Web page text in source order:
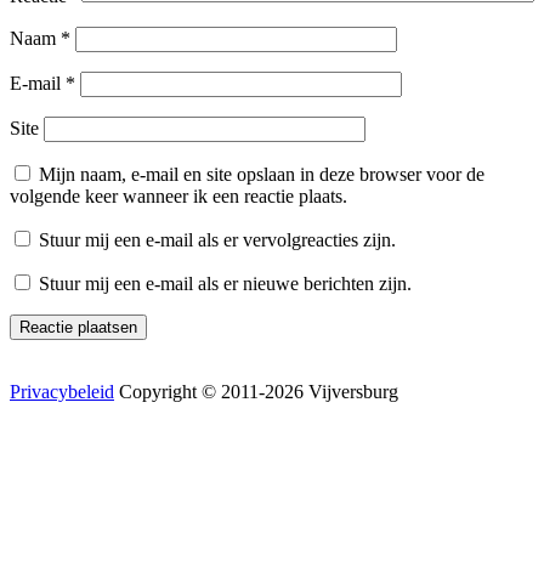
Naam *
E-mail *
Site
Mijn naam, e-mail en site opslaan in deze browser voor de
volgende keer wanneer ik een reactie plaats.
Stuur mij een e-mail als er vervolgreacties zijn.
Stuur mij een e-mail als er nieuwe berichten zijn.
Privacybeleid Copyright © 2011-2026 Vijversburg